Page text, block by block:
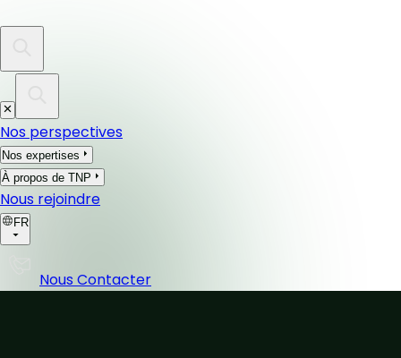
Nos perspectives
Nos expertises
À propos de TNP
Nous rejoindre
FR
Nous Contacter